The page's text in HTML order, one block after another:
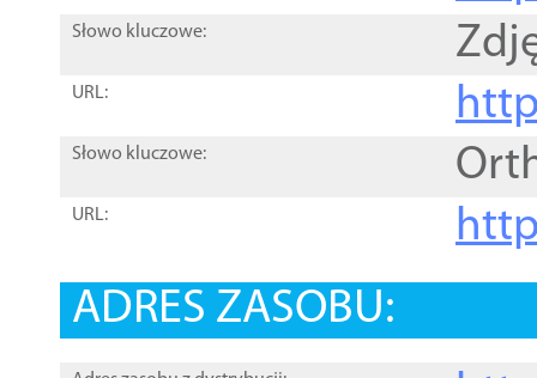
Słowo kluczowe:
URL:
Słowo kluczowe:
URL:
ADRES ZASOBU: